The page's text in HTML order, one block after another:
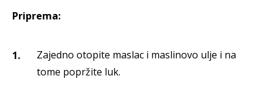
Priprema:
Zajedno otopite maslac i maslinovo ulje i na
tome popržite luk.